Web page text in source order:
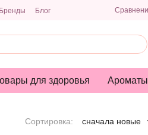
Бренды
Блог
для здоровья Ароматы
Сортировка: сначала новые